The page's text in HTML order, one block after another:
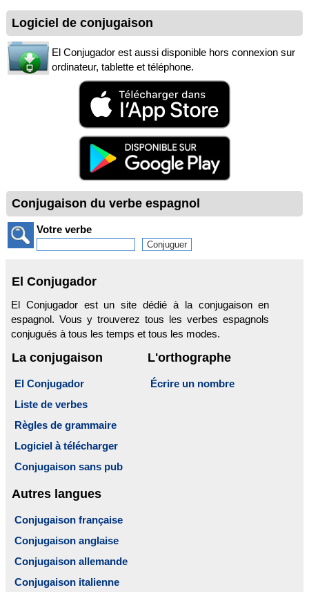
Logiciel de conjugaison
El Conjugador est aussi disponible hors connexion sur
ordinateur, tablette et téléphone.
Conjugaison du verbe espagnol
Votre verbe
El Conjugador
El Conjugador est un site dédié à la conjugaison en
espagnol. Vous y trouverez tous les verbes espagnols
conjugués à tous les temps et tous les modes.
La conjugaison
El Conjugador
Liste de verbes
Règles de grammaire
Logiciel à télécharger
Conjugaison sans pub
L'orthographe
Écrire un nombre
Autres langues
Conjugaison française
Conjugaison anglaise
Conjugaison allemande
Conjugaison italienne